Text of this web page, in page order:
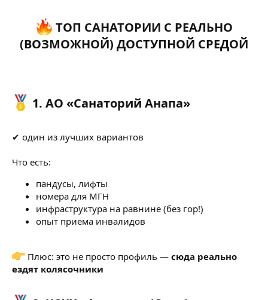
ТОП САНАТОРИИ С РЕАЛЬНО
(ВОЗМОЖНОЙ) ДОСТУПНОЙ СРЕДОЙ​
1. АО «Санаторий Анапа»​
✔ один из лучших вариантов
Что есть:
пандусы, лифты
номера для МГН
инфраструктура на равнине (без гор!)
опыт приема инвалидов
Плюс: это не просто профиль — сюда реально
ездят колясочники